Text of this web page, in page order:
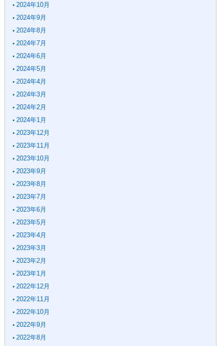
2024年10月
2024年9月
2024年8月
2024年7月
2024年6月
2024年5月
2024年4月
2024年3月
2024年2月
2024年1月
2023年12月
2023年11月
2023年10月
2023年9月
2023年8月
2023年7月
2023年6月
2023年5月
2023年4月
2023年3月
2023年2月
2023年1月
2022年12月
2022年11月
2022年10月
2022年9月
2022年8月